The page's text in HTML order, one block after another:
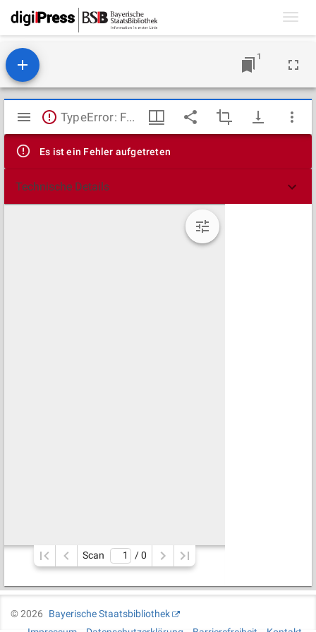
1
Mirador
Viewer
TypeError: Failed to fetch
Es ist ein Fehler aufgetreten
Technische Details
Scan / 0
©2026
Bayerische Staatsbibliothek